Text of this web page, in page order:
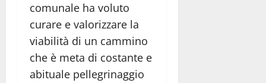
comunale ha voluto
curare e valorizzare la
viabilità di un cammino
che è meta di costante e
abituale pellegrinaggio